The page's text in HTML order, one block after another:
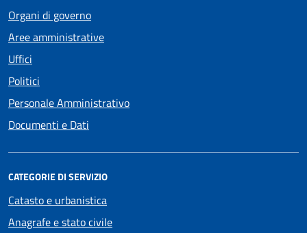
Organi di governo
Aree amministrative
Uffici
Politici
Personale Amministrativo
Documenti e Dati
CATEGORIE DI SERVIZIO
Catasto e urbanistica
Anagrafe e stato civile